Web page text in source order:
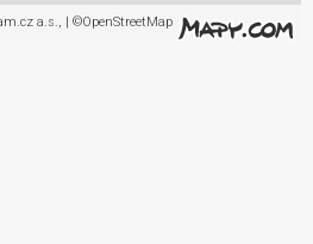
a.s., | ©OpenStreetMap